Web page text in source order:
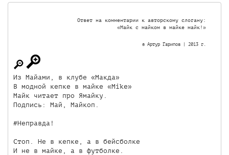
Ответ на комментарии к авторскому слогану:
«Майк с майком в майке майк!»
© Артур Гарипов | 2013 г.
Из Майами, в клубе «Макда»
В модной кепке в майке «Mike»
Майк читает про Ямайку.
Подпись: Май, Майкоп.
#Неправда!
Стоп. Не в кепке, а в бейсболке
И не в майке, а в футболке.